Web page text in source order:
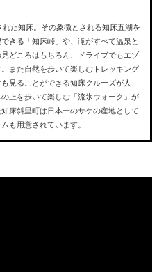
た知床。その象徴とされる知床五湖を
きる「知床峠」や、滝がすべて温泉と
どころはもちろん、ドライブでもエゾ
また自然を歩いて楽しむトレッキング
見ることができる知床クルーズが人
上を歩いて楽しむ「流氷ウォーク」が
床斜里町は日本一のサケの産地として
も用意されています。